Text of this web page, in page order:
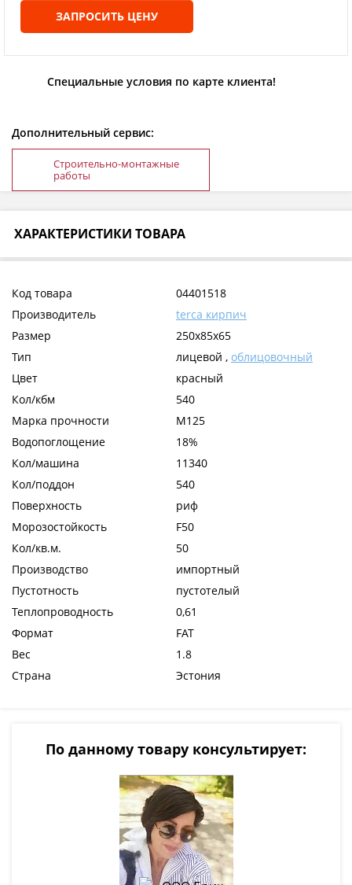
ЗАПРОСИТЬ ЦЕНУ
Специальные условия по карте клиента!
Дополнительный сервис:
Строительно-монтажные
работы
ХАРАКТЕРИСТИКИ ТОВАРА
Код товара
04401518
Производитель
terca кирпич
Размер
250x85x65
Тип
лицевой , облицовочный
Цвет
красный
Кол/кбм
540
Марка прочности
М125
Водопоглощение
18%
Кол/машина
11340
Кол/поддон
540
Поверхность
риф
Морозостойкость
F50
Кол/кв.м.
50
Производство
импортный
Пустотность
пустотелый
Теплопроводность
0,61
Формат
FAT
Вес
1.8
Страна
Эстония
По данному товару консультирует: